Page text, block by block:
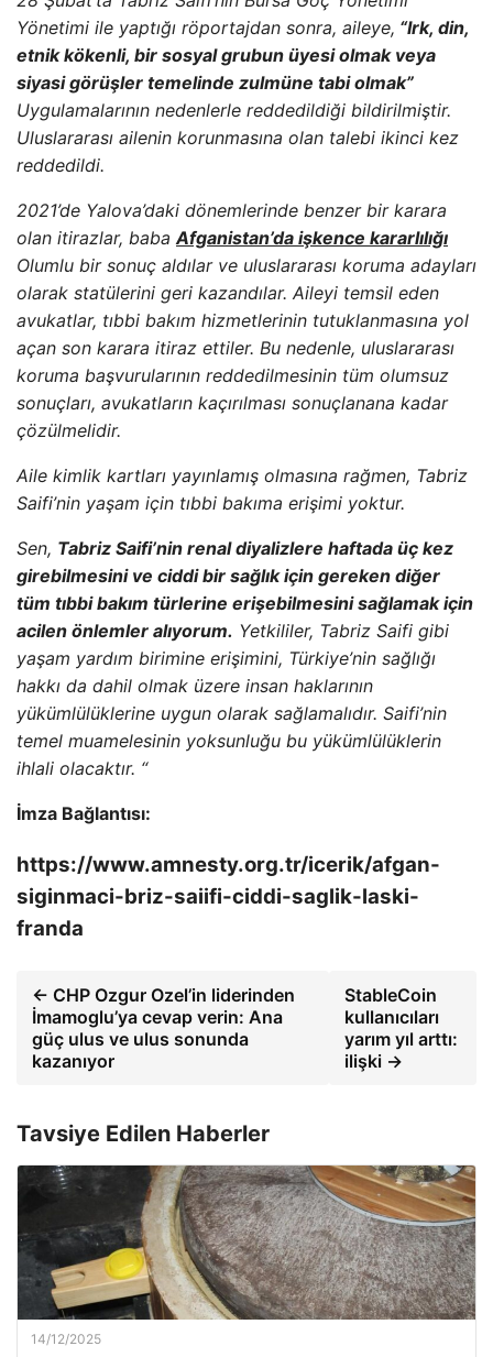
Yönetimi ile yaptığı röportajdan sonra, aileye, “Irk, din,
etnik kökenli, bir sosyal grubun üyesi olmak veya
siyasi görüşler temelinde zulmüne tabi olmak”
Uygulamalarının nedenlerle reddedildiği bildirilmiştir.
Uluslararası ailenin korunmasına olan talebi ikinci kez
reddedildi.
2021’de Yalova’daki dönemlerinde benzer bir karara
olan itirazlar, babaAfganistan’da işkence kararlılığı
Olumlu bir sonuç aldılar ve uluslararası koruma adayları
olarak statülerini geri kazandılar. Aileyi temsil eden
avukatlar, tıbbi bakım hizmetlerinin tutuklanmasına yol
açan son karara itiraz ettiler. Bu nedenle, uluslararası
koruma başvurularının reddedilmesinin tüm olumsuz
sonuçları, avukatların kaçırılması sonuçlanana kadar
çözülmelidir.
Aile kimlik kartları yayınlamış olmasına rağmen, Tabriz
Saifi’nin yaşam için tıbbi bakıma erişimi yoktur.
Sen, Tabriz Saifi’nin renal diyalizlere haftada üç kez
girebilmesini ve ciddi bir sağlık için gereken diğer
tüm tıbbi bakım türlerine erişebilmesini sağlamak için
acilen önlemler alıyorum. Yetkililer, Tabriz Saifi gibi
yaşam yardım birimine erişimini, Türkiye’nin sağlığı
hakkı da dahil olmak üzere insan haklarının
yükümlülüklerine uygun olarak sağlamalıdır. Saifi’nin
temel muamelesinin yoksunluğu bu yükümlülüklerin
ihlali olacaktır. “
İmza Bağlantısı:
https://www.amnesty.org.tr/icerik/afgan-
siginmaci-briz-saiifi-ciddi-saglik-laski-
franda
← CHP Ozgur Ozel’in liderinden
İmamoglu’ya cevap verin: Ana
güç ulus ve ulus sonunda
kazanıyor
StableCoin
kullanıcıları
yarım yıl arttı:
ilişki →
Tavsiye Edilen Haberler
14/12/2025